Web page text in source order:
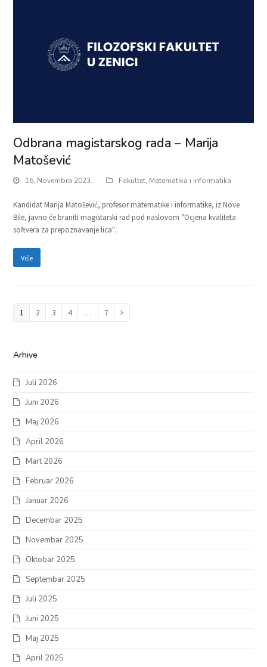
Odbrana magistarskog rada – Marija
Matošević
16. Novembra 2023. Fakultet, Matematika i informatika
Kandidat Marija Matošević, profesor matematike i informatike, iz Nove
Bile, javno će braniti magistarski rad pod naslovom "Ocjena kvaliteta
softvera za prepoznavanje lica".
Više
Page
1 Page
2 Page
3 Page
4 … Page
7
Arhive
Juli 2026
Juni 2026
Maj 2026
April 2026
Mart 2026
Februar 2026
Januar 2026
Decembar 2025
Novembar 2025
Oktobar 2025
Septembar 2025
Juli 2025
Juni 2025
Maj 2025
April 2025